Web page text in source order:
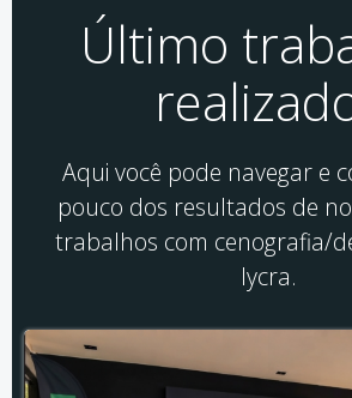
Último
Aqui você pode navegar e
pouco dos resultados de
trabalhos com cenografia/
lycra.